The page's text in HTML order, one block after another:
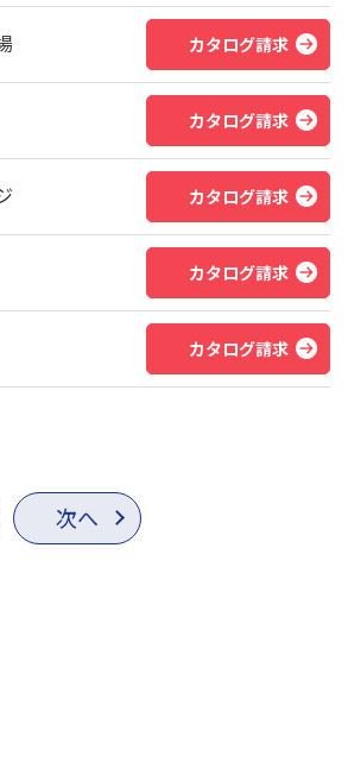
カタログ請求
カタログ請求
カタログ請求
カタログ請求
カタログ請求
次へ